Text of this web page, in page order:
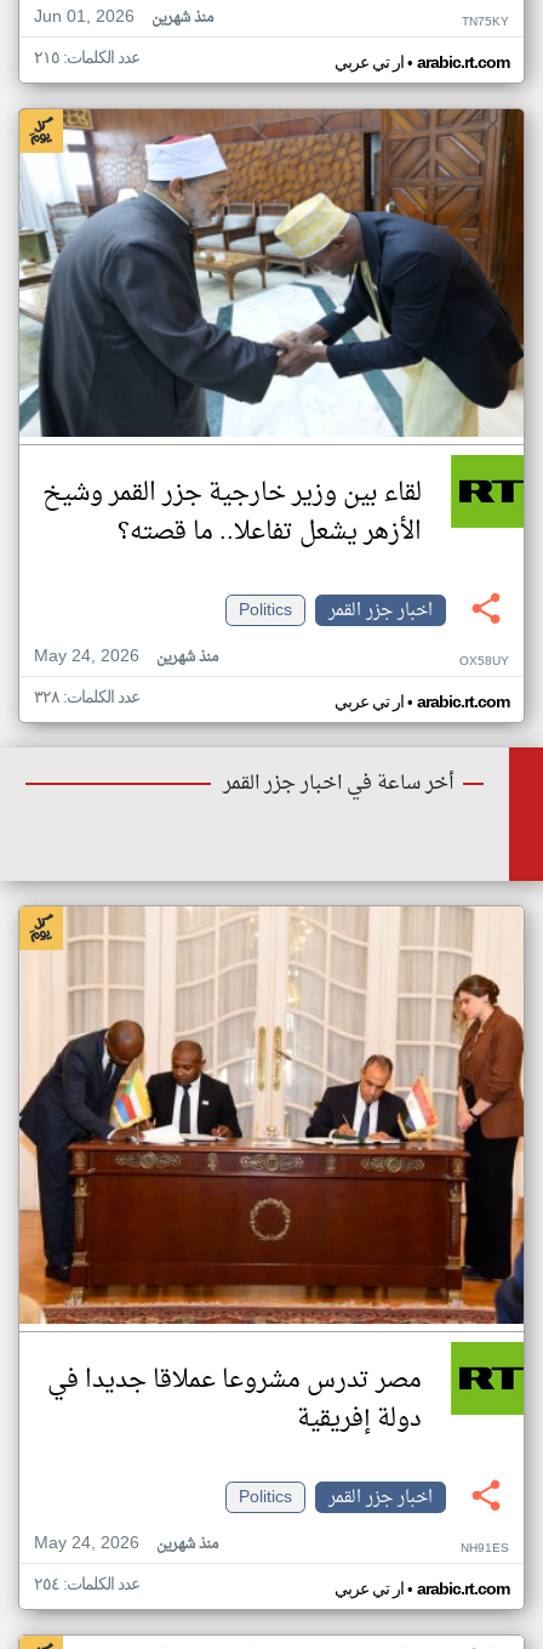
Jun 01, 2026
منذ شهرين TN75KY
ار تي عربي• arabic.rt.com عدد الكلمات: ٢١٥
لقاء بين وزير خارجية جزر القمر وشيخ
الأزهر يشعل تفاعلا.. ما قصته؟
اخبار جزر القمر
Politics
May 24, 2026
منذ شهرين OX58UY
ار تي عربي• arabic.rt.com عدد الكلمات: ٣٢٨
أخر ساعة في اخبار جزر القمر
مصر تدرس مشروعا عملاقا جديدا في
دولة إفريقية
اخبار جزر القمر
Politics
May 24, 2026
منذ شهرين NH91ES
ار تي عربي• arabic.rt.com عدد الكلمات: ٢٥٤